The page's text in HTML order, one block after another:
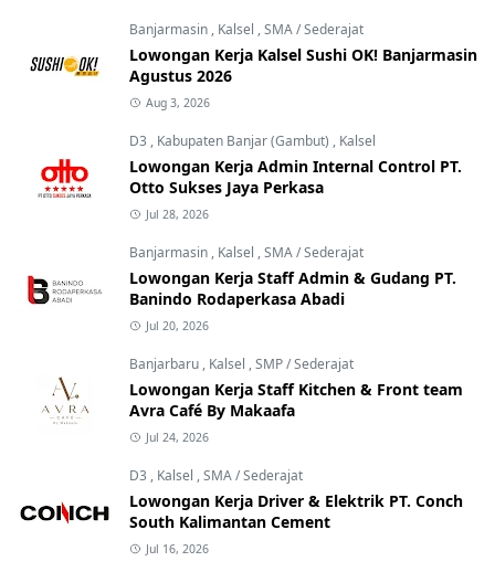
Banjarmasin , Kalsel ,SMA / Sederajat
Lowongan Kerja Kalsel Sushi OK! Banjarmasin
Agustus 2026
Aug 3, 2026
D3 , Kabupaten Banjar (Gambut) , Kalsel
Lowongan Kerja Admin Internal Control PT.
Otto Sukses Jaya Perkasa
Jul 28, 2026
Banjarmasin , Kalsel ,SMA / Sederajat
Lowongan Kerja Staff Admin & Gudang PT.
Banindo Rodaperkasa Abadi
Jul 20, 2026
Banjarbaru , Kalsel ,SMP / Sederajat
Lowongan Kerja Staff Kitchen & Front team
Avra Café By Makaafa
Jul 24, 2026
D3 , Kalsel ,SMA / Sederajat
Lowongan Kerja Driver & Elektrik PT. Conch
South Kalimantan Cement
Jul 16, 2026